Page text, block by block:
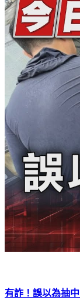
有詐！誤以為抽